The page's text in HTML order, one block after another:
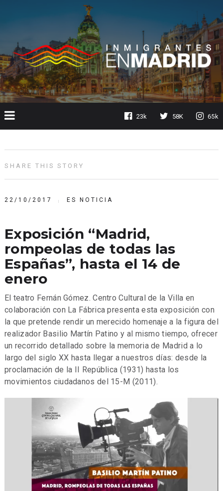
23k 58K 65k
SHARE THIS STORY
22/10/2017 ES NOTICIA
Exposición “Madrid,
rompeolas de todas las
Españas”, hasta el 14 de
enero
El teatro Fernán Gómez. Centro Cultural de la Villa en
colaboración con La Fábrica presenta esta exposición con
la que pretende rendir un merecido homenaje a la figura del
realizador Basilio Martín Patino y al mismo tiempo, ofrecer
un recorrido detallado sobre la memoria de Madrid a lo
largo del siglo XX hasta llegar a nuestros días: desde la
proclamación de la II República (1931) hasta los
movimientos ciudadanos del 15-M (2011).